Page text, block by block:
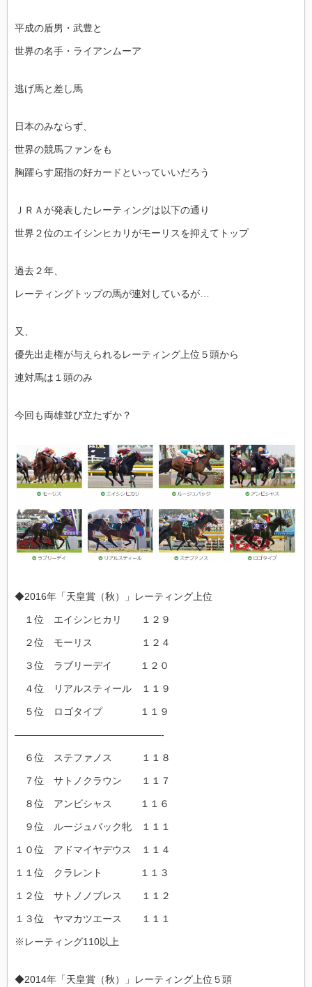
平成の盾男・武豊と
世界の名手・ライアンムーア
逃げ馬と差し馬
日本のみならず、
世界の競馬ファンをも
胸躍らす屈指の好カードといっていいだろう
ＪＲＡが発表したレーティングは以下の通り
世界２位のエイシンヒカリがモーリスを抑えてトップ
過去２年、
レーティングトップの馬が連対しているが…
又、
優先出走権が与えられるレーティング上位５頭から
連対馬は１頭のみ
今回も両雄並び立たずか？
◆2016年「天皇賞（秋）」レーティング上位
１位 エイシンヒカリ １２９
２位 モーリス １２４
３位 ラブリーデイ １２０
４位 リアルスティール １１９
５位 ロゴタイプ １１９
———————————————-
６位 ステファノス １１８
７位 サトノクラウン １１７
８位 アンビシャス １１６
９位 ルージュバック牝 １１１
１０位 アドマイヤデウス １１４
１１位 クラレント １１３
１２位 サトノノブレス １１２
１３位 ヤマカツエース １１１
※レーティング110以上
◆2014年「天皇賞（秋）」レーティング上位５頭